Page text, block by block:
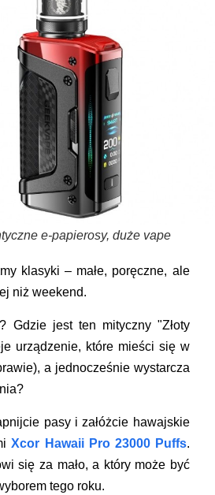
e-papierosy, duże vape
klasyki – małe, poręczne, ale
niż weekend.
Gdzie jest ten mityczny "Złoty
urządzenie, które mieści się w
a jednocześnie wystarcza
pasy i załóżcie hawajskie
Xcor Hawaii Pro 23000 Puffs.
się za mało, a który może być
tego roku.